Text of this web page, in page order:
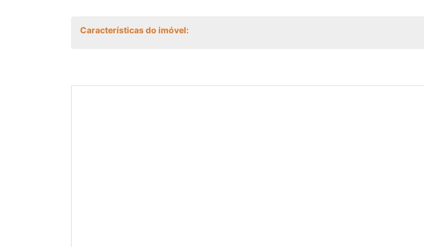
Características do imóvel: